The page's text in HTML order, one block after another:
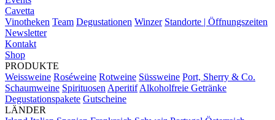
Cavetta
Vinotheken Team Degustationen Winzer Standorte | Öffnungszeiten
Newsletter
Kontakt
Shop
PRODUKTE
Weissweine Roséweine Rotweine Süssweine Port, Sherry & Co.
Schaumweine Spirituosen Aperitif Alkoholfreie Getränke
Degustationspakete Gutscheine
LÄNDER